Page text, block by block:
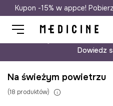
Darmowa
Kupon -15% w appce!
Dowiedz
Na świeżym powietrzu
(18 produktów)